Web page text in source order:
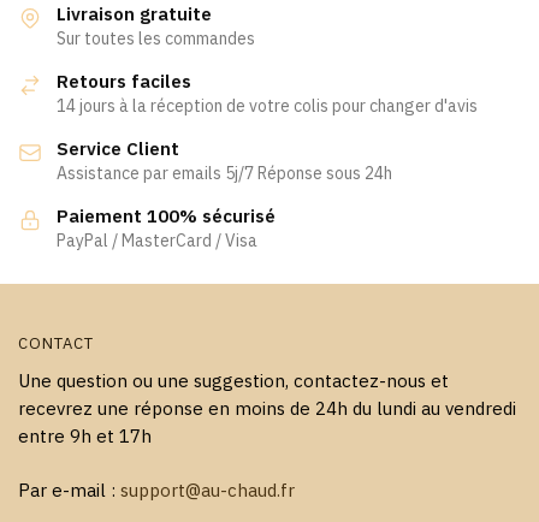
être
Livraison gratuite
Sur toutes les commandes
Retours faciles
14 jours à la réception de votre colis pour changer d'avis
Service Client
Assistance par emails 5j/7 Réponse sous 24h
Paiement 100% sécurisé
PayPal / MasterCard / Visa
CONTACT
Une question ou une suggestion, contactez-nous et
recevrez une réponse en moins de 24h du lundi au vendredi
entre 9h et 17h
Par e-mail : support@au-chaud.fr